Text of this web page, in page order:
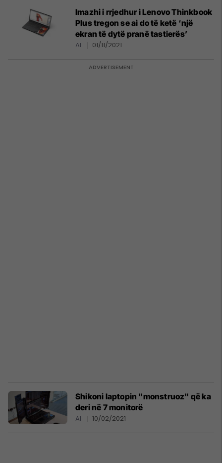
Imazhi i rrjedhur i Lenovo Thinkbook
Plus tregon se ai do të ketë ‘një
ekran të dytë pranë tastierës’
AI 01/11/2021
Shikoni laptopin "monstruoz" që ka
deri në 7 monitorë
AI 10/02/2021